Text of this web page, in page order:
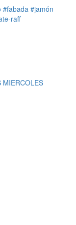
#fabada #jamón
raff
MIERCOLES